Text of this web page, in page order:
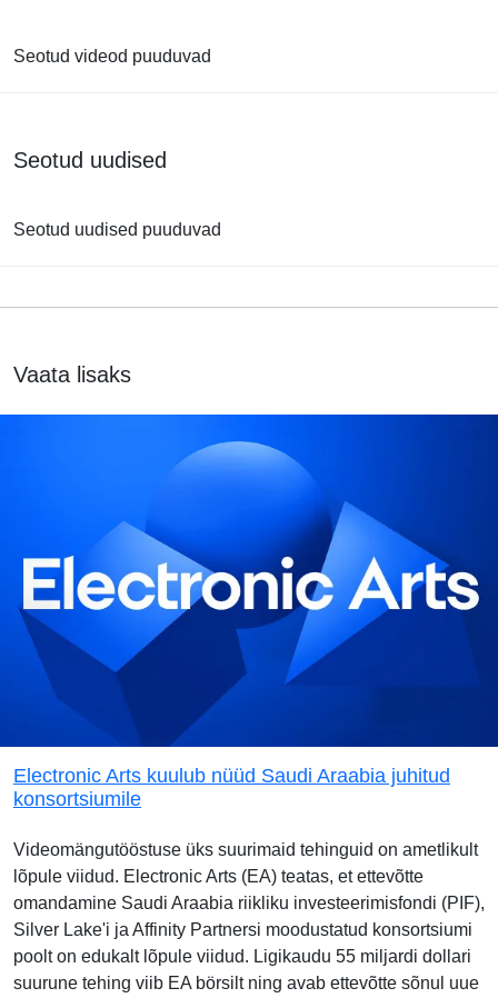
Seotud videod puuduvad
Seotud uudised
Seotud uudised puuduvad
Vaata lisaks
Electronic Arts kuulub nüüd Saudi Araabia juhitud
konsortsiumile
Videomängutööstuse üks suurimaid tehinguid on ametlikult
lõpule viidud. Electronic Arts (EA) teatas, et ettevõtte
omandamine Saudi Araabia riikliku investeerimisfondi (PIF),
Silver Lake'i ja Affinity Partnersi moodustatud konsortsiumi
poolt on edukalt lõpule viidud. Ligikaudu 55 miljardi dollari
suurune tehing viib EA börsilt ning avab ettevõtte sõnul uue